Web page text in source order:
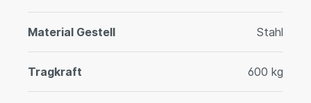
Material Gestell Stahl
Tragkraft 600 kg